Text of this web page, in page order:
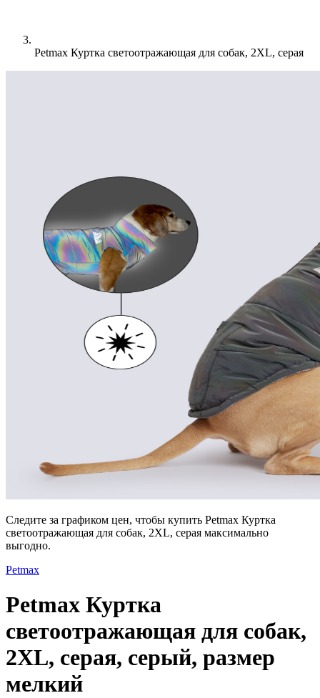
Petmax Куртка светоотражающая для собак, 2XL, серая
Следите за графиком цен, чтобы купить Petmax Куртка
светоотражающая для собак, 2XL, серая максимально
выгодно.
Petmax
Petmax Куртка
светоотражающая для собак,
2XL, серая, серый, размер
мелкий